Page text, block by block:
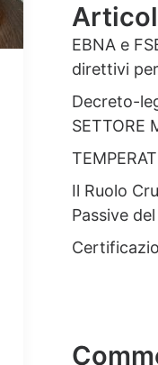
EBNA e
direttivi
Decreto-
SETTORE
Il Ruolo
Passive